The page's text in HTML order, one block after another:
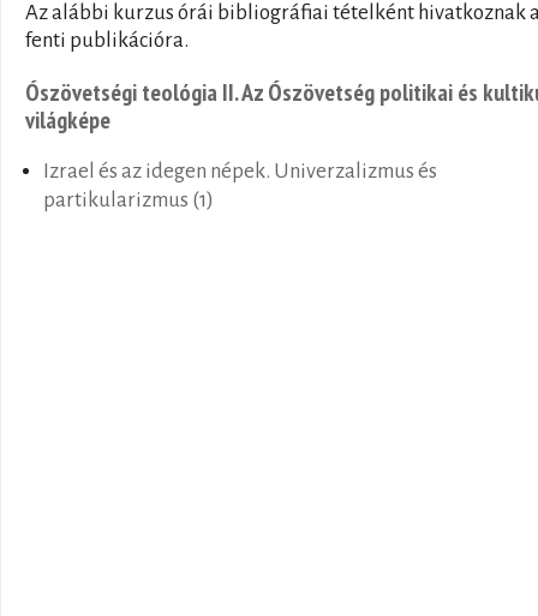
Az alábbi kurzus órái bibliográfiai tételként hivatkoznak
fenti publikációra.
Ószövetségi teológia II. Az Ószövetség politikai és
világképe
Izrael és az idegen népek. Univerzalizmus és
partikularizmus (1)